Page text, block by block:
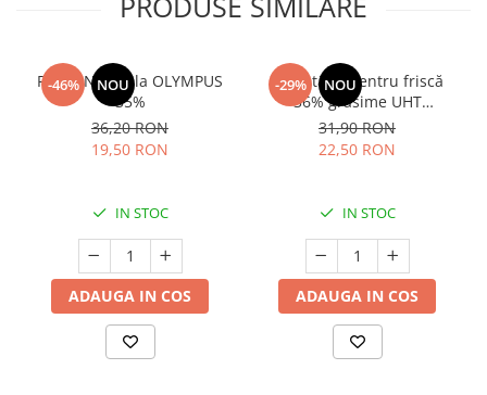
-46% NOU
Frisca Naturala OLYMPUS
35%
36,20 RON
19,50 RON
IN STOC
ADAUGA IN COS
-29% NOU
Smântână pentru friscă
36% grăsime UHT
MLEKOVITA
31,90 RON
22,50 RON
IN STOC
ADAUGA IN COS